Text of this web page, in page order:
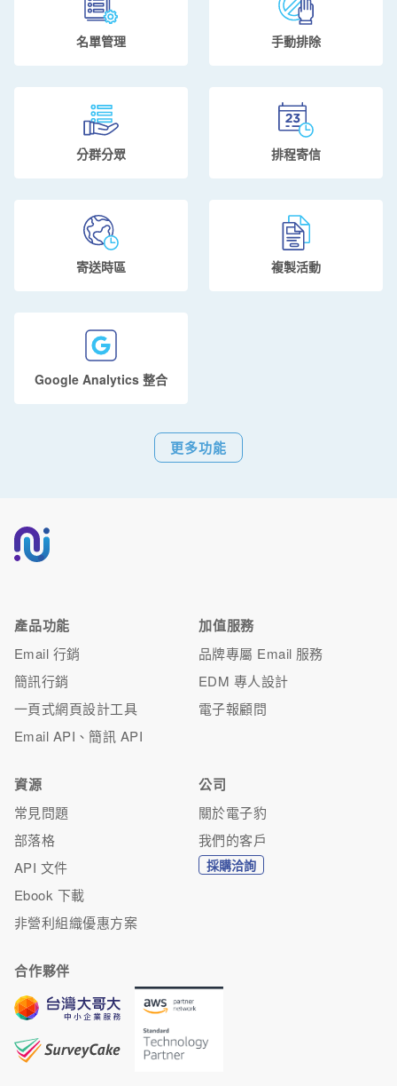
名單管理 手動排除
分群分眾 排程寄信
寄送時區 複製活動
Google Analytics 整合
更多功能
產品功能
Email 行銷
簡訊行銷
一頁式網頁設計工具
Email API、簡訊 API
加值服務
品牌專屬 Email 服務
EDM 專人設計
電子報顧問
資源
常見問題
部落格
API 文件
Ebook 下載
非營利組織優惠方案
公司
關於電子豹
我們的客戶
採購洽詢
合作夥伴